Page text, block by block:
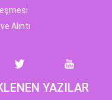
Alıntı
YAZILAR